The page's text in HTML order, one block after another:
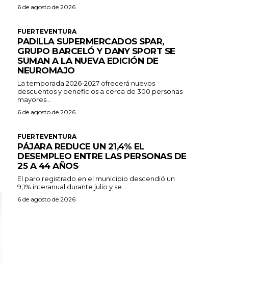
6 de agosto de 2026
FUERTEVENTURA
PADILLA SUPERMERCADOS SPAR,
GRUPO BARCELÓ Y DANY SPORT SE
SUMAN A LA NUEVA EDICIÓN DE
NEUROMAJO
La temporada 2026-2027 ofrecerá nuevos
descuentos y beneficios a cerca de 300 personas
mayores...
6 de agosto de 2026
FUERTEVENTURA
PÁJARA REDUCE UN 21,4% EL
DESEMPLEO ENTRE LAS PERSONAS DE
25 A 44 AÑOS
El paro registrado en el municipio descendió un
9,1% interanual durante julio y se...
6 de agosto de 2026